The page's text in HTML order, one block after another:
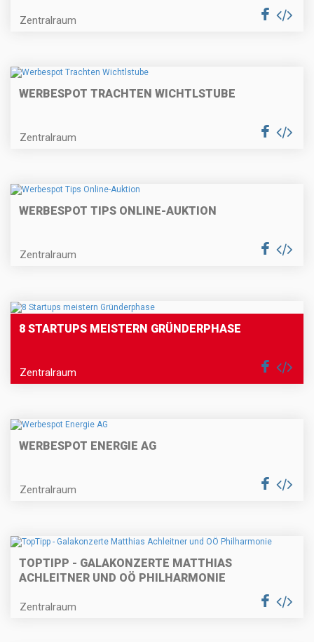
Zentralraum
WERBESPOT TRACHTEN WICHTLSTUBE
Zentralraum
WERBESPOT TIPS ONLINE-AUKTION
Zentralraum
8 STARTUPS MEISTERN GRÜNDERPHASE
Zentralraum
WERBESPOT ENERGIE AG
Zentralraum
TOPTIPP - GALAKONZERTE MATTHIAS
ACHLEITNER UND OÖ PHILHARMONIE
Zentralraum